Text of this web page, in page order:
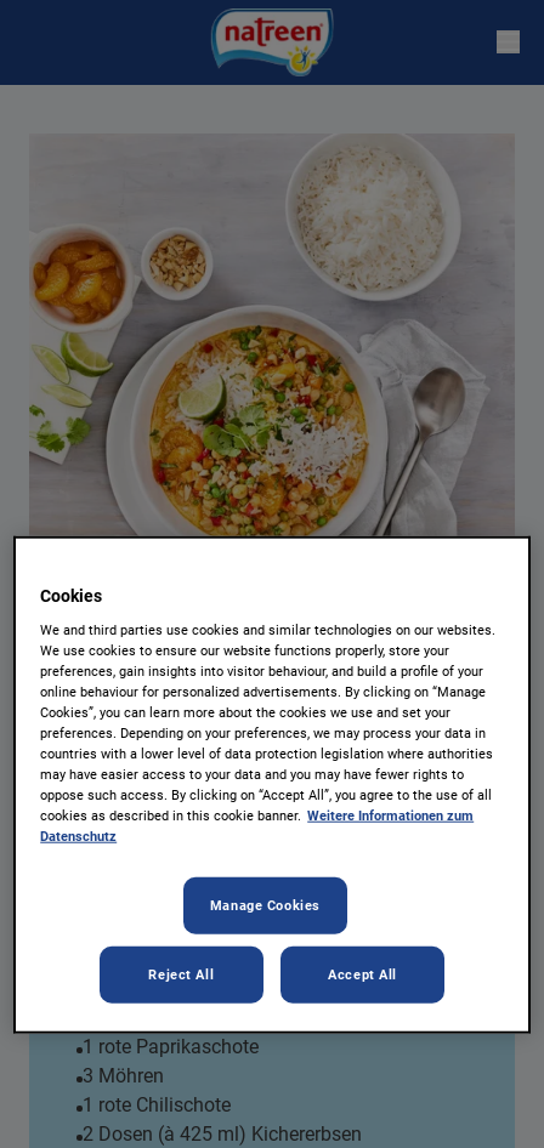
Scharf-fruchtiges
Kichererbsencurry (vegan)
Portionen: 4 Personen
natreen® Mandarin-Orangen
REZEPT AUSDRUCKEN
1 Glas (370 ml) natreen® Mandarin-Orangen
2 Zwiebeln
1 rote Paprikaschote
3 Möhren
1 rote Chilischote
2 Dosen (à 425 ml) Kichererbsen
Cookies
We and third parties use cookies and similar technologies on our websites.
We use cookies to ensure our website functions properly, store your
preferences, gain insights into visitor behaviour, and build a profile of your
online behaviour for personalized advertisements. By clicking on “Manage
Cookies”, you can learn more about the cookies we use and set your
preferences. Depending on your preferences, we may process your data in
countries with a lower level of data protection legislation where authorities
may have easier access to your data and you may have fewer rights to
oppose such access. By clicking on “Accept All”, you agree to the use of all
cookies as described in this cookie banner. Weitere Informationen zum
Datenschutz
Manage Cookies
Reject All Accept All